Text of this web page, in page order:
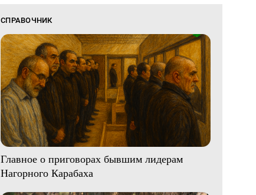
СПРАВОЧНИК
Главное о приговорах бывшим лидерам
Нагорного Карабаха